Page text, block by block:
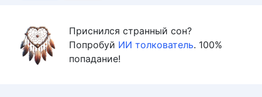
Приснился странный сон?
Попробуй ИИ толкователь. 100%
попадание!